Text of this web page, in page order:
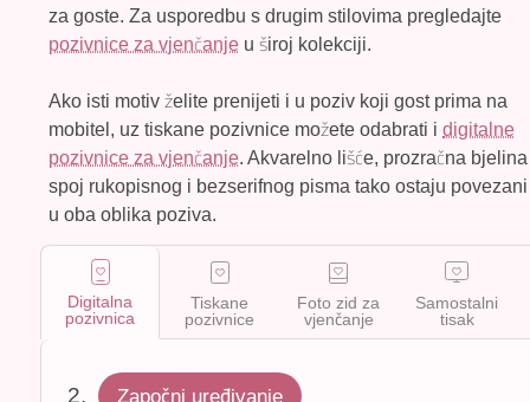
za goste. Za usporedbu s drugim stilovima pregledajte
pozivnice za vjenčanje u široj kolekciji.
Ako isti motiv želite prenijeti i u poziv koji gost prima na
mobitel, uz tiskane pozivnice možete odabrati i digitalne
pozivnice za vjenčanje. Akvarelno lišće, prozračna
spoj rukopisnog i bezserifnog pisma tako ostaju povezani
u oba oblika poziva.
Digitalna
pozivnica
Tiskane
pozivnice
Foto zid za
vjenčanje
Samostalni
tisak
Započni uređivanje